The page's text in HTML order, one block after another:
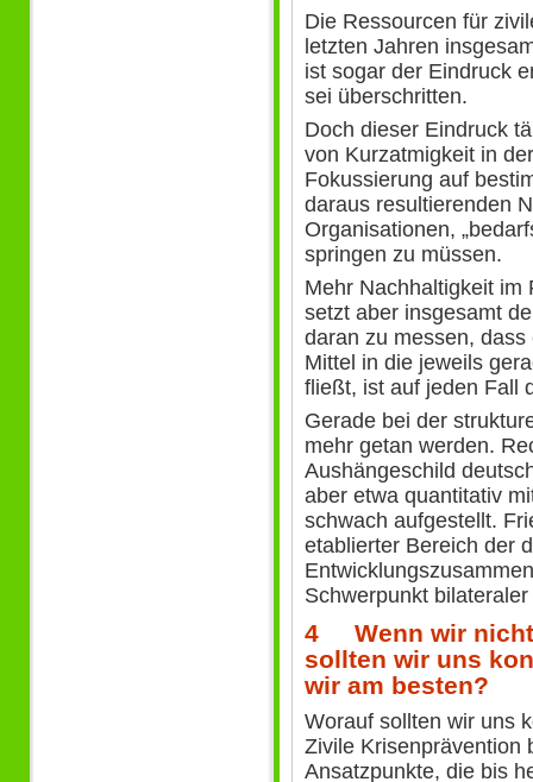
Die Ressourcen für
letzten Jahren
ist sogar der Eindruck
sei überschritten.
Doch dieser Eindruck
von Kurzatmigkeit in
Fokussierung auf
daraus resultierenden
Organisationen,
springen zu müssen.
Mehr Nachhaltigkeit im
setzt aber insgesamt
daran zu messen,
Mittel in die jeweils
fließt, ist auf jeden Fall
Gerade bei der
mehr getan werden.
Aushängeschild
aber etwa quantitativ
schwach aufgestellt.
etablierter Bereich der
Schwerpunkt
4 Wenn wir nicht
sollten wir uns
wir am besten?
Worauf sollten wir uns
Zivile Krisenprävention
Ansatzpunkte, die bis